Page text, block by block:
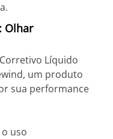
Olhar
Líquido
um produto
sua performance
uso